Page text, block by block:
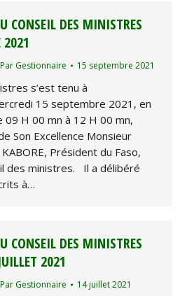
CONSEIL DES MINISTRES
2021
Par Gestionnaire 15 septembre 2021
s’est tenu à
15 septembre 2021, en
09 H 00 mn à 12 H 00 mn,
Son Excellence Monsieur
Président du Faso,
des ministres. Il a délibéré
à…
CONSEIL DES MINISTRES
2021
Par Gestionnaire 14 juillet 2021